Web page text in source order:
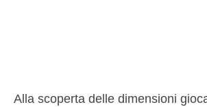
Alla scoperta delle dimensioni